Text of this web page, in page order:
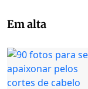
Em alta